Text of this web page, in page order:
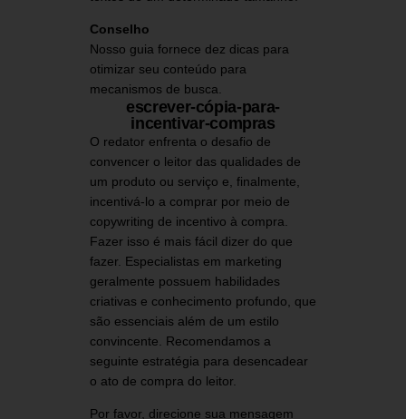
Conselho
Nosso guia fornece dez dicas para
otimizar seu conteúdo para
mecanismos de busca.
escrever-cópia-para-
incentivar-compras
O redator enfrenta o desafio de
convencer o leitor das qualidades de
um produto ou serviço e, finalmente,
incentivá-lo a comprar por meio de
copywriting de incentivo à compra.
Fazer isso é mais fácil dizer do que
fazer. Especialistas em marketing
geralmente possuem habilidades
criativas e conhecimento profundo, que
são essenciais além de um estilo
convincente. Recomendamos a
seguinte estratégia para desencadear
o ato de compra do leitor.
Por favor, direcione sua mensagem